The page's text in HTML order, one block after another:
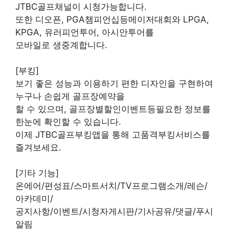
JTBC골프채널이 시청가능합니다.
또한 디오픈, PGA챔피언십등메이저대회와 LPGA,
KPGA, 유러피언투어, 아시안투어를
모바일로 생중계합니다.
[부킹]
보기 좋은 성능과 이용하기 편한 디자인을 구현하여
누구나 손쉽게 골프장예약을
할 수 있으며, 골프장별할인이벤트등필요한 정보를
한눈에 확인할 수 있습니다.
이제 JTBC골프부킹앱을 통해 고품격부킹서비스를
즐겨보세요.
[기타 기능]
온에어/편성표/스마트서치/TV프로그램소개/레슨/
아카데미/
공지사항/이벤트/시청자게시판/기사공유/댓글/푸시
알림